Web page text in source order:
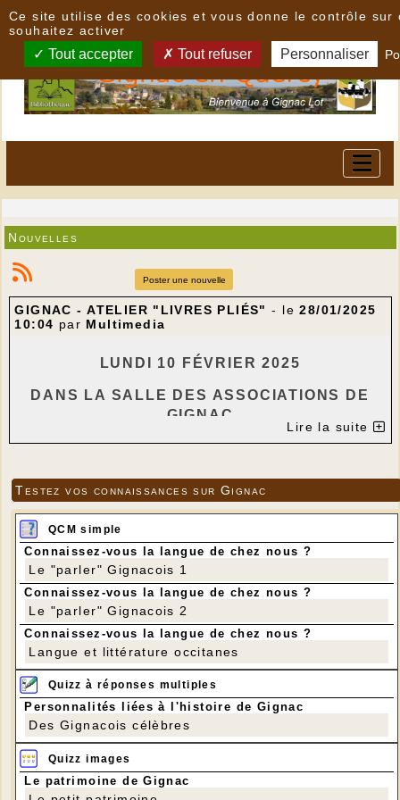
Nouvelles
Poster une nouvelle
GIGNAC - ATELIER "LIVRES PLIÉS" - le28/01/2025
10:04 par Multimedia
LUNDI 10 FÉVRIER 2025
DANS LA SALLE DES ASSOCIATIONS DE
GIGNAC
ATELIER "LIVRES PLIÉS"
---
En 2024, au mois de février, nous avons créé
un cœur en livre plié.
Cette année pour notre atelier du 10 février
2025 , je vous propose un cœur en
Découp’pliage.
Pour cela vous aurez besoin :
- D'un livre à couverture rigide de 400 pages
minimum et d'une hauteur de 20 cm ou un peu
plus (si vous avez un livre au nom évocateur,
vous pourrez lui donner une seconde vie)
- Une règle graduée (impératif), un crayon à
papier, une pointe pour le marquage :
exemple un stylo qui n'écrit plus
lunettes
Lire la suite
Testez vos connaissances sur Gignac
QCM simple
Connaissez-vous la langue de chez nous ?
Le "parler" Gignacois 1
Connaissez-vous la langue de chez nous ?
Le "parler" Gignacois 2
Connaissez-vous la langue de chez nous ?
Langue et littérature occitanes
Quizz à réponses multiples
Personnalités liées à l'histoire de Gignac
Des Gignacois célèbres
Quizz images
Le patrimoine de Gignac
Ce site utilise des cookies et vous donne le contrôle sur
souhaitez activer
Tout accepter Tout refuser Personnaliser